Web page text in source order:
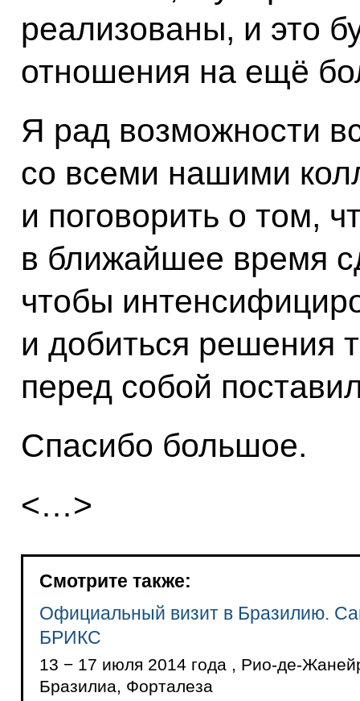
реализованы, и это
отношения на ещё
Я рад возможности
со всеми нашими
и поговорить о том,
в ближайшее время
чтобы
и добиться решения
перед собой
Спасибо большое.
<…>
Смотрите также:
Официальный визит в Бразилию.
БРИКС
13 − 17 июля 2014 года , Рио-де-
Бразилиа, Форталеза